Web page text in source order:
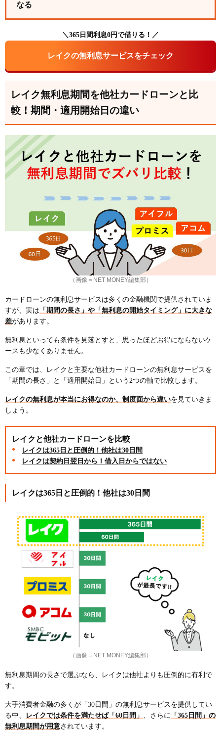
なる
＼365日間利息0円で借りる！／
レイクの無利息サービスをチェック
レイク無利息期間を他社カードローンと比
較！期間・適用開始日の違い
（画像＝NET MONEY編集部）
カードローンの無利息サービスは多くの金融機関で提供されていま
すが、実は 「期間の長さ」や「無利息の開始タイミング」に大きな
差があります。
無利息といっても条件を見落とすと、思ったほどお得にならないケ
ースも少なくありません。
この章では、レイクと主要な他社カードローンの無利息サービスを
「期間の長さ」と「適用開始日」という2つの軸で比較します。
レイクの無利息が本当にお得なのか、制度面から違いを見ていきま
しょう。
レイクと他社カードローンを比較
レイクは365日と圧倒的！他社は30日間
レイクは契約日翌日から！借入日からではない
レイクは365日と圧倒的！他社は30日間
（画像＝NET MONEY編集部）
無利息期間の長さで選ぶなら、レイクは他社よりも圧倒的に有利で
す。
大手消費者金融の多くが「30日間」の無利息サービスを提供してい
る中、
レイクでは条件を満たせば「60日間」 、さらに 「365日間」の
無利息期間が用意されています。